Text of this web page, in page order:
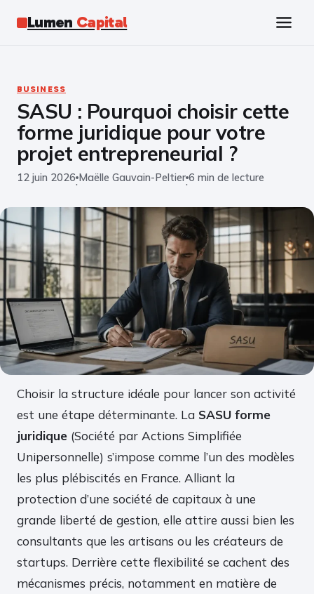
Lumen Capital
Business
Finance
Marketing
Éducation
Emploi
BUSINESS
SASU : Pourquoi choisir cette
forme juridique pour votre
projet entrepreneurial ?
12 juin 2026
·
Maëlle Gauvain-Peltier
·
6 min de lecture
Choisir la structure idéale pour lancer son activité
est une étape déterminante. La SASU forme
juridique (Société par Actions Simplifiée
Unipersonnelle) s’impose comme l’un des modèles
les plus plébiscités en France. Alliant la
protection d’une société de capitaux à une
grande liberté de gestion, elle attire aussi bien les
consultants que les artisans ou les créateurs de
startups. Derrière cette flexibilité se cachent des
mécanismes précis, notamment en matière de